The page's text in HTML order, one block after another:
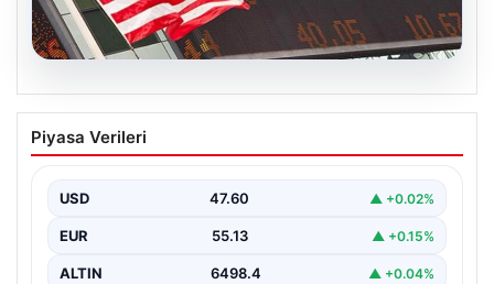
04.08.2026
FED faiz kararı ne zaman açıklanacak?
Nisan ayı faiz beklentisi belli oldu
Piyasa Verileri
USD 47.60 ▲ +0.02%
EUR 55.13 ▲ +0.15%
ALTIN 6498.4 ▲ +0.04%